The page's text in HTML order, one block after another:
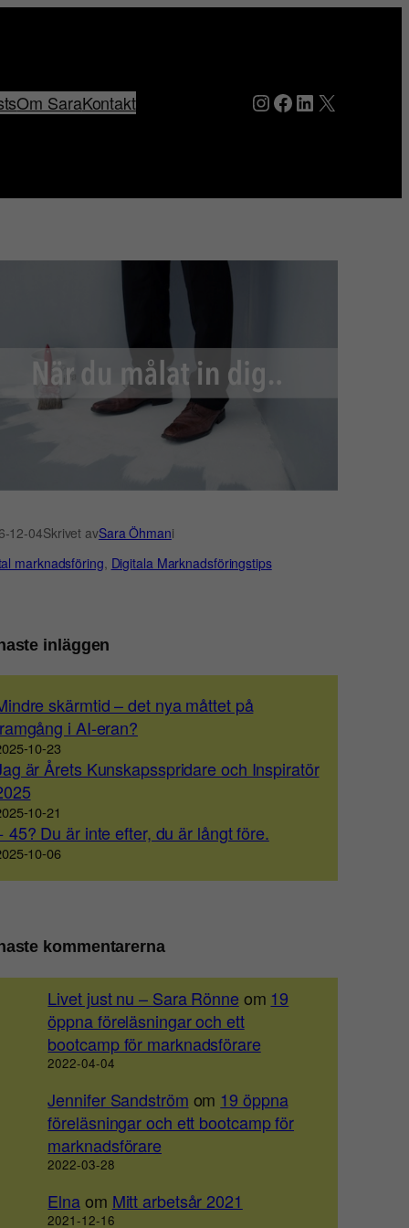
Om SaraKontakt Instagram
Facebook
LinkedIn
X
12-04Skrivet avSara Öhmani
marknadsföring Digitala Marknadsföringstips
inläggen
skärmtid – det nya måttet på
i AI-eran?
10-23
är Årets Kunskapsspridare och Inspiratör
10-21
45? Du är inte efter, du är långt före.
10-06
kommentarerna
Livet just nu – Sara Rönne om 19
öppna föreläsningar och ett
bootcamp för marknadsförare
2022-04-04
Jennifer Sandström om 19 öppna
föreläsningar och ett bootcamp för
marknadsförare
2022-03-28
Elnaom Mitt arbetsår 2021
2021-12-16